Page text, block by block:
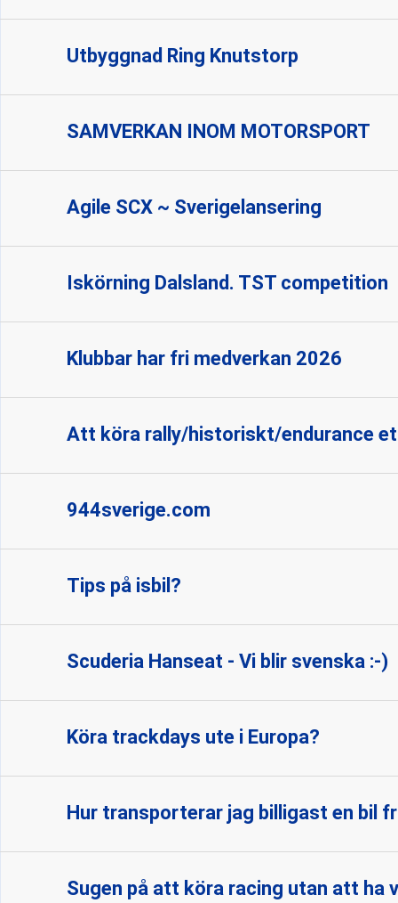
Utbyggnad Ring Knutstorp
SAMVERKAN INOM MOTORSPORT
Agile SCX ~ Sverigelansering
Iskörning Dalsland. TST competition
Klubbar har fri medverkan 2026
Att köra rally/historiskt/endurance
944sverige.com
Tips på isbil?
Scuderia Hanseat - Vi blir svenska :-)
Köra trackdays ute i Europa?
Hur transporterar jag billigast en bil
Sugen på att köra racing utan att ha